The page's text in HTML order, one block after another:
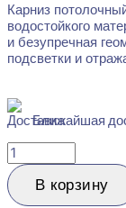
Карниз
водостойкого
и безупречная
подсветки и
Ближайшая
Количество
товара
Perfect
Plus
В корзину